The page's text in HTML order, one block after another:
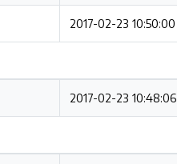
2017-02-23 10:50:00
2017-02-23 10:48:06